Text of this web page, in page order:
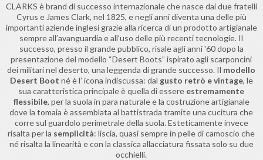
CLARKS è brand di successo internazionale che nasce dai due fratelli
Cyrus e James Clark, nel 1825, e negli anni diventa una delle più
importanti aziende inglesi grazie alla ricerca di un prodotto artigianale
sempre all’avanguardia e all’uso delle più recenti tecnologie. Il
successo, presso il grande pubblico, risale agli anni '60 dopo la
presentazione del modello “Desert Boots” ispirato agli scarponcini
dei militari nel deserto, una leggenda di grande successo. Il modello
Desert Boot né è l’ icona indiscussa: dal gusto retrò e vintage, le
sua caratteristica principale è quella di essere estremamente
flessibile, per la suola in para naturale e la costruzione artigianale
dove la tomaia è assemblata al battistrada tramite una cucitura che
corre sul guardolo perimetrale della suola. Esteticamente invece
risalta per la semplicità: liscia, quasi sempre in pelle di camoscio che
né risalta la linearità e con la classica allacciatura fissata solo su due
occhielli.